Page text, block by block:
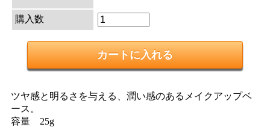
購入数
ツヤ感と明るさを与える、潤い感のあるメイクアップベ
ース。
容量 25g